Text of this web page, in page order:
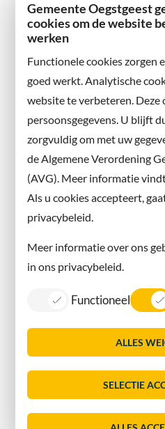
Gemeente Oegstgeest
cookies om de website
werken
Functionele cookies zorgen
goed werkt. Analytische
website te verbeteren. Deze
persoonsgegevens. U blijft
zorgvuldig om met uw
de Algemene Verordening
(AVG). Meer informatie
Als u cookies accepteert,
privacybeleid.
Meer informatie over ons
in ons privacybeleid.
Functioneel
ALLES
SELECTIE